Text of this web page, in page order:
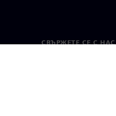
СВЪРЖЕТЕ СЕ С НАС